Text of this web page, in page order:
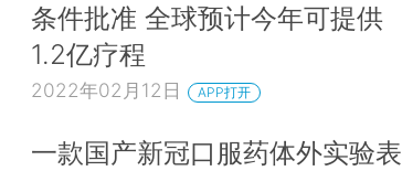
条件批准 全球预计今年可提供
1.2亿疗程
2022年02月12日 APP打开
一款国产新冠口服药体外实验表